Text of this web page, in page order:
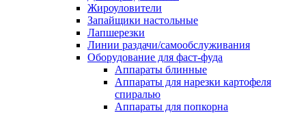
Жироуловители
Запайщики настольные
Лапшерезки
Линии раздачи/самообслуживания
Оборудование для фаст-фуда
Аппараты блинные
Аппараты для нарезки картофеля
спиралью
Аппараты для попкорна